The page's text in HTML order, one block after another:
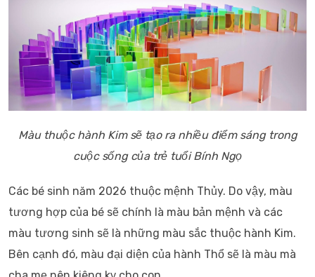
Màu thuộc hành Kim sẽ tạo ra nhiều điểm sáng trong
cuộc sống của trẻ tuổi Bính Ngọ
Các bé sinh năm 2026 thuộc mệnh Thủy. Do vậy, màu
tương hợp của bé sẽ chính là màu bản mệnh và các
màu tương sinh sẽ là những màu sắc thuộc hành Kim.
Bên cạnh đó, màu đại diện của hành Thổ sẽ là màu mà